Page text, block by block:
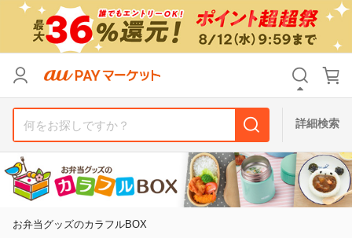
詳細検索
お弁当グッズのカラフルBOX
支払い方法
その他の条件
送料無料
リセット
支払い方法
その他の条件
送料無料